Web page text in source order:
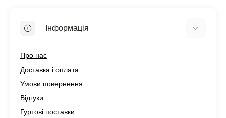
Інформація
Про нас
Доставка і оплата
Умови повернення
Відгуки
Гуртові поставки